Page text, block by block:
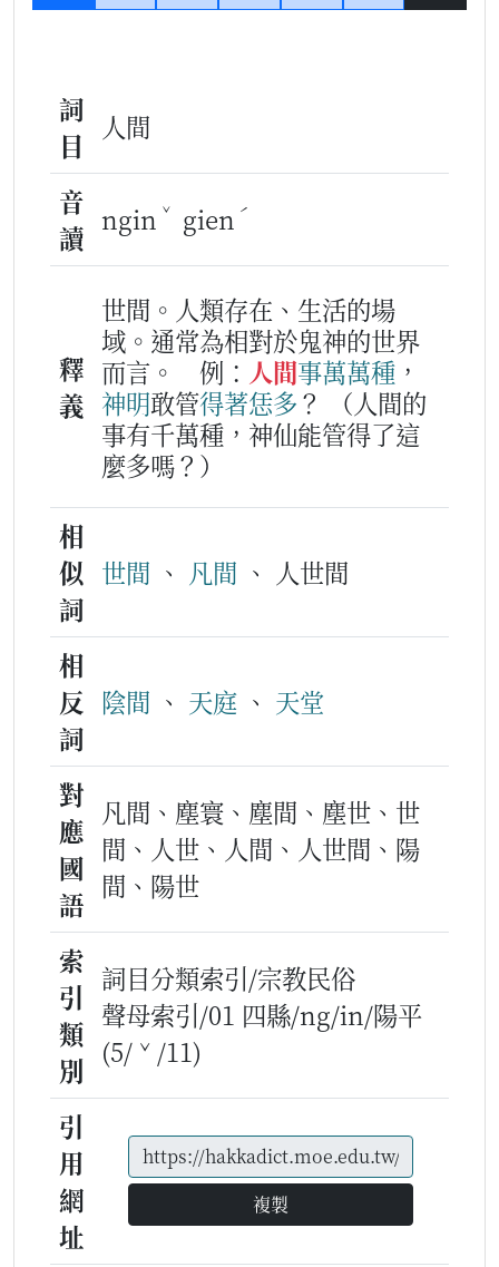
詞
目
人間
音
讀
ngin ˇ gien ˊ
釋
義
世間。人類存在、生活的場
域。通常為相對於鬼神的世界
而言。
例： 人間事萬萬種 ，
神明敢管得著恁多？
（人間的
事有千萬種，神仙能管得了這
麼多嗎？）
相
似
詞
世間 、 凡間 、 人世間
相
反
詞
陰間 、 天庭 、 天堂
對
應
國
語
凡間、塵寰、塵間、塵世、世
間、人世、人間、人世間、陽
間、陽世
索
引
類
別
詞目分類索引/宗教民俗
聲母索引/01 四縣/ng/in/陽平
(5/ˇ/11)
引
用
網
址
複製